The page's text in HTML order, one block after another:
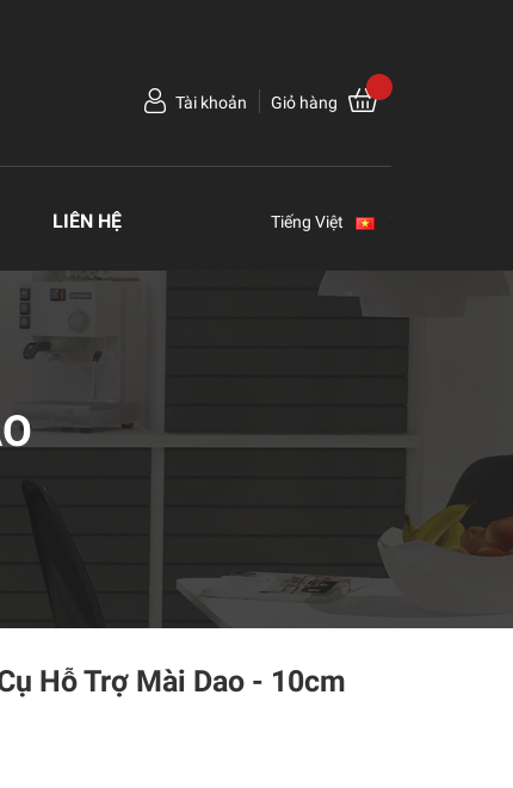
Tài khoản Giỏ hàng
LIÊN HỆ Tiếng Việt
Hỗ Trợ Mài Dao - 10cm